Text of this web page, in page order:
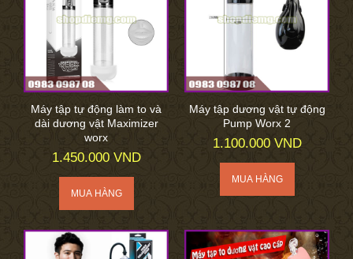
Máy tập tự động làm to và
dài dương vật Maximizer
worx
1.450.000 VND
Máy tập dương vật tự động
Pump Worx 2
1.100.000 VND